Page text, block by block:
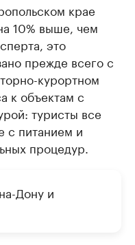
крае
10% выше, чем
это
прежде всего с
курортном
к объектам с
туристы все
с питанием и
процедур.
Дону и